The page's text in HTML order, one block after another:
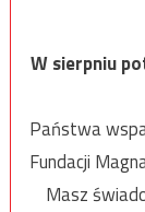
W sierpniu
Państwa
Fundacji
Masz